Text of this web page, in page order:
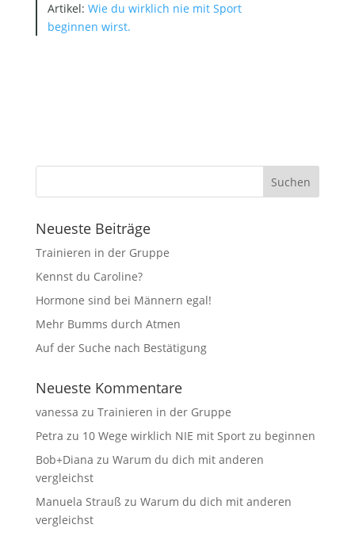
Artikel: Wie du wirklich nie mit Sport
beginnen wirst.
Neueste Beiträge
Trainieren in der Gruppe
Kennst du Caroline?
Hormone sind bei Männern egal!
Mehr Bumms durch Atmen
Auf der Suche nach Bestätigung
Neueste Kommentare
vanessa zu Trainieren in der Gruppe
Petra zu 10 Wege wirklich NIE mit Sport zu beginnen
Bob+Diana zu Warum du dich mit anderen
vergleichst
Manuela Strauß zu Warum du dich mit anderen
vergleichst